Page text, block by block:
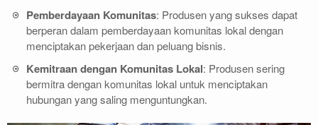
Pemberdayaan Komunitas: Produsen yang sukses dapat
berperan dalam pemberdayaan komunitas lokal dengan
menciptakan pekerjaan dan peluang bisnis.
Kemitraan dengan Komunitas Lokal: Produsen sering
bermitra dengan komunitas lokal untuk menciptakan
hubungan yang saling menguntungkan.